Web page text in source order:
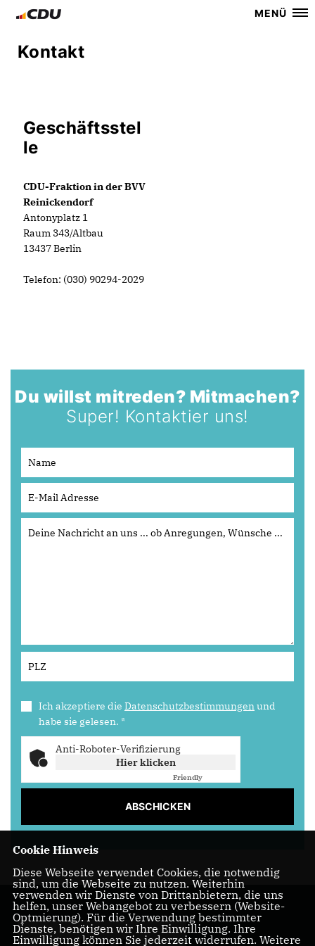
MENÜ
Kontakt
Geschäftsstel
le
CDU-Fraktion in der BVV
Reinickendorf
Antonyplatz 1
Raum 343/Altbau
13437 Berlin
Telefon: (030) 90294-2029
Du willst mitreden? Mitmachen?
Super! Kontaktier uns!
Ich akzeptiere die Datenschutzbestimmungenund
habe sie gelesen. *
Anti-Roboter-Verifizierung
Hier klicken
Friendly
ABSCHICKEN
Cookie Hinweis
Diese Webseite verwendet Cookies, die notwendig
sind, um die Webseite zu nutzen. Weiterhin
verwenden wir Dienste von Drittanbietern, die uns
helfen, unser Webangebot zu verbessern (Website-
Optmierung). Für die Verwendung bestimmter
Dienste, benötigen wir Ihre Einwilligung. Ihre
Einwilligung können Sie jederzeit widerrufen. Weitere